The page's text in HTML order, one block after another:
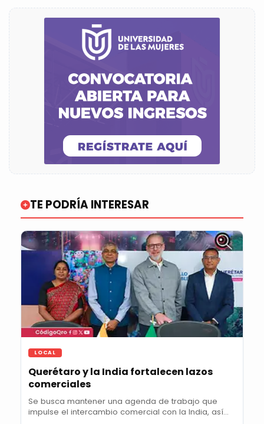
TE PODRÍA INTERESAR
LOCAL
Querétaro y la India fortalecen lazos
comerciales
Se busca mantener una agenda de trabajo que
impulse el intercambio comercial con la India, así